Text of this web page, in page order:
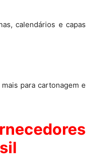
calendários e capas
para cartonagem e